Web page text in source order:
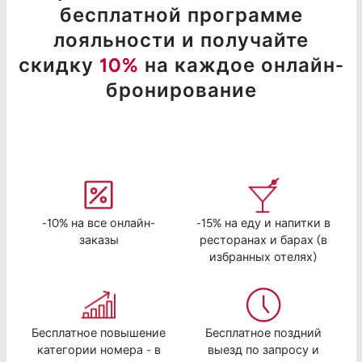
бесплатной программе
лояльности и получайте
скидку 10% на каждое онлайн-
бронирование
-10% на все онлайн-
заказы
-15% на еду и напитки в
ресторанах и барах (в
избранных отелях)
Бесплатное повышение
категории номера - в
Бесплатное поздний
выезд по запросу и